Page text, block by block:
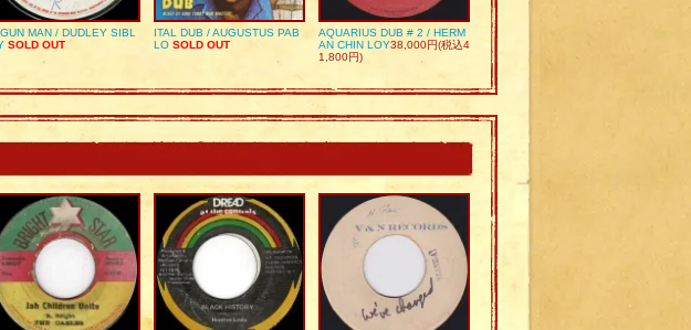
MAN / DUDLEY SIBL
SOLD OUT
ITAL DUB / AUGUSTUS PAB
LO SOLD OUT
AQUARIUS DUB # 2 / HERM
AN CHIN LOY38,000円(税込4
1,800円)